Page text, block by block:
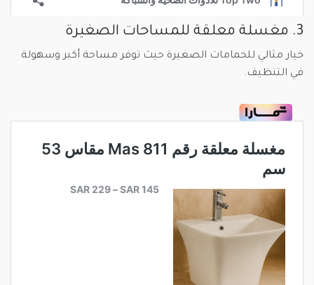
3. مغسلة معلقة للمساحات الصغيرة
خيار مثالي للحمامات الصغيرة حيث توفر مساحة أكبر وسهولة
في التنظيف.